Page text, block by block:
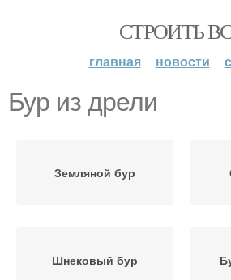
СТРОИТЬ
главная новости
Бур из дрели
Земляной бур
Шнековый бур